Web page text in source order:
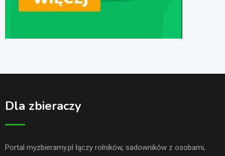
Dla zbieraczy
Portal myzbieramy.pl łączy rolników, sadowników z osobami,